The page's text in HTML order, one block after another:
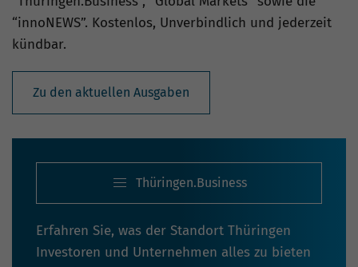
“innoNEWS”. Kostenlos, Unverbindlich und jederzeit
kündbar.
Zu den aktuellen Ausgaben
Thüringen.Business
Erfahren Sie, was der Standort Thüringen
Investoren und Unternehmen alles zu bieten